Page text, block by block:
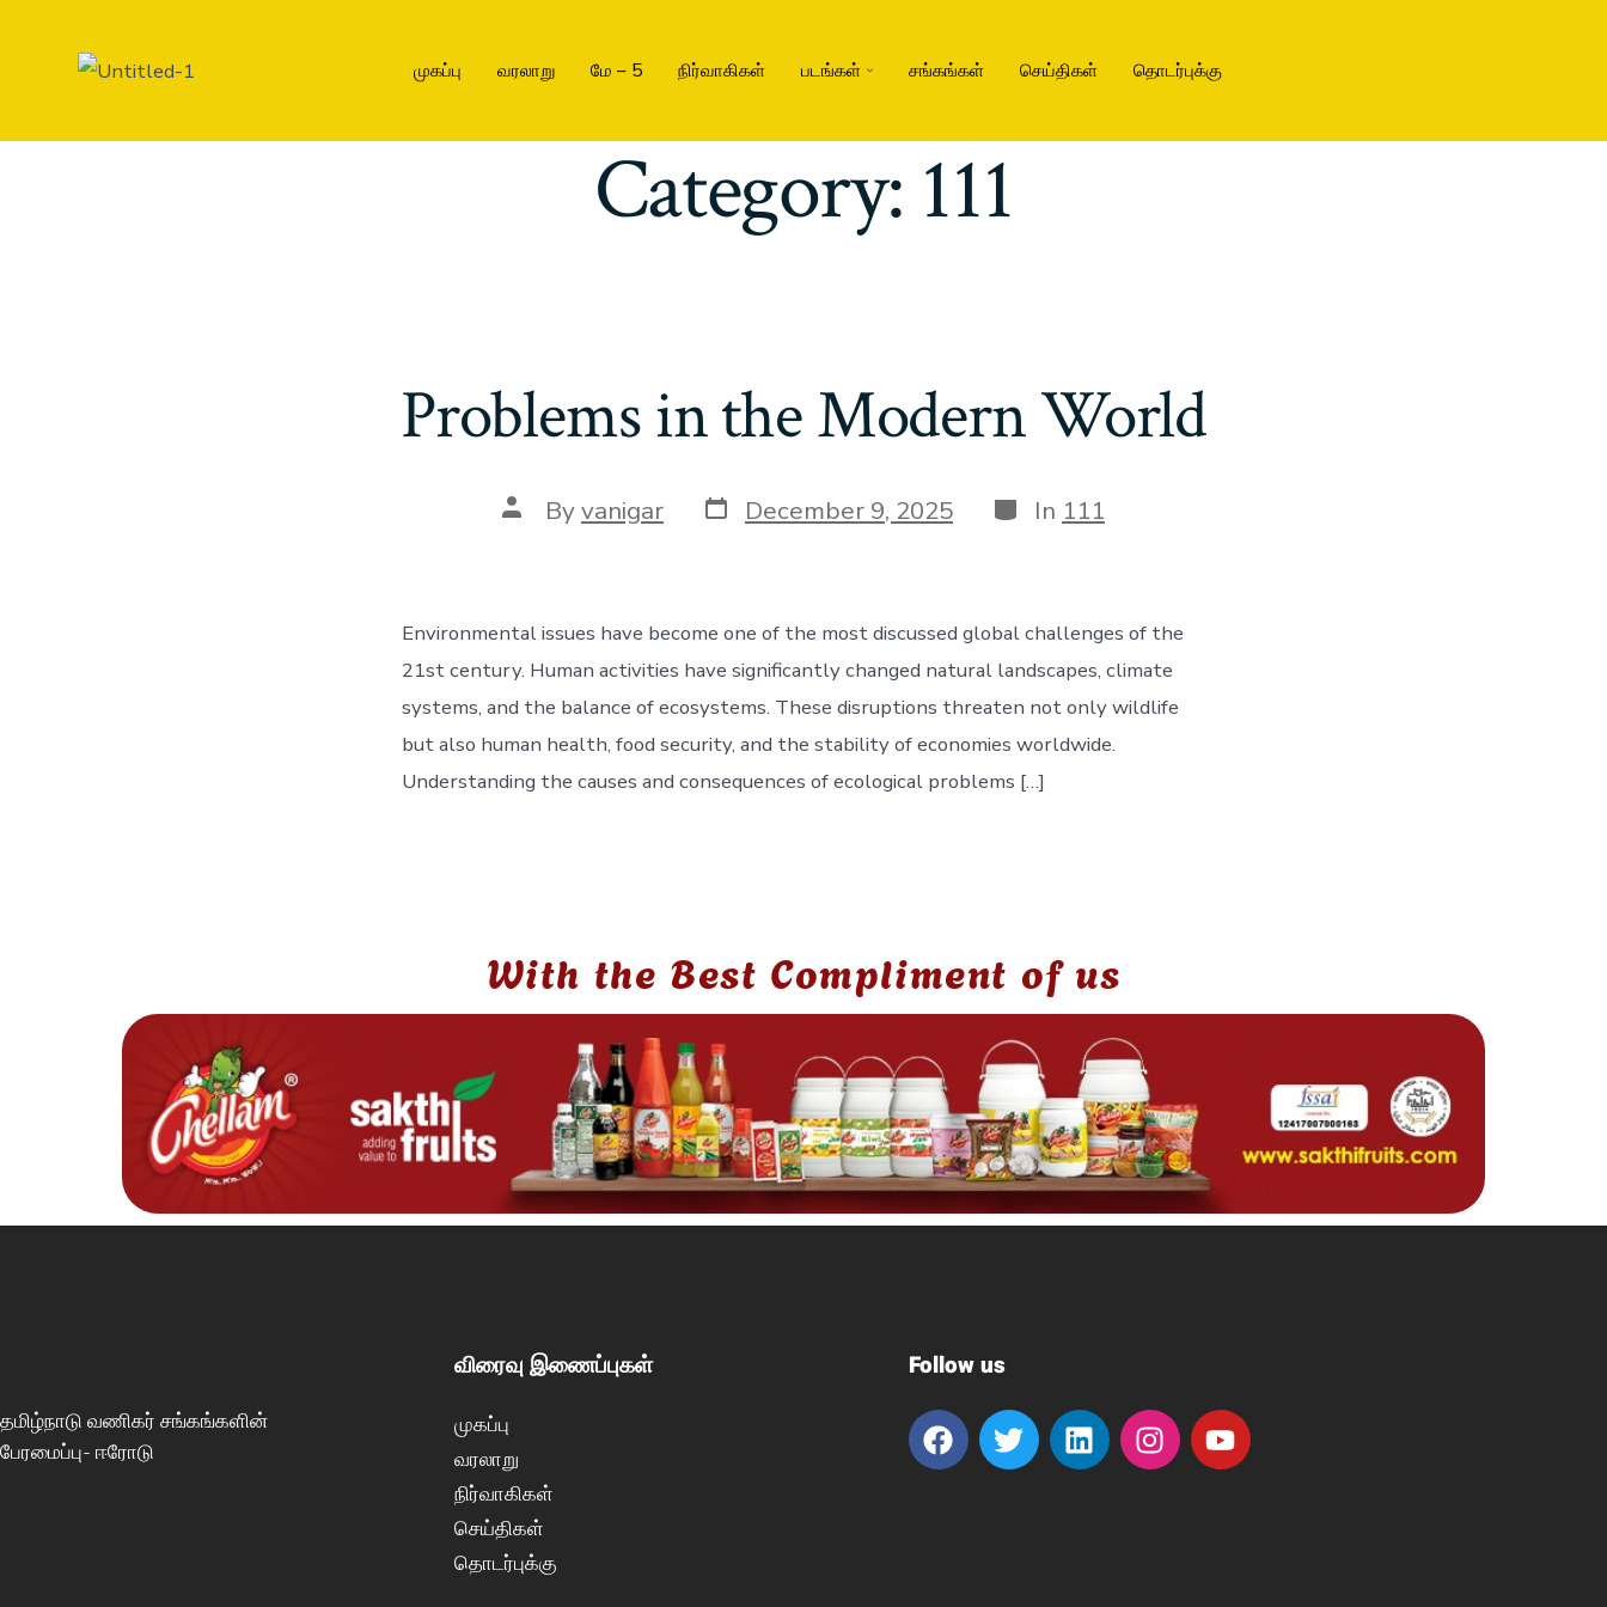
முகப்பு வரலாறு மே – 5 நிர்வாகிகள் படங்கள் சங்கங்கள் செய்திகள் தொடர்புக்கு
Category: 111
Problems in the Modern World
Byvanigar December 9, 2025 In 111
Environmental issues have become one of the most discussed global challenges of the
21st century. Human activities have significantly changed natural landscapes, climate
systems, and the balance of ecosystems. These disruptions threaten not only wildlife
but also human health, food security, and the stability of economies worldwide.
Understanding the causes and consequences of ecological problems […]
With the Best Compliment of us
தமிழ்நாடு வணிகர் சங்கங்களின்
பேரமைப்பு- ஈரோடு
விரைவு இணைப்புகள்
முகப்பு
வரலாறு
நிர்வாகிகள்
செய்திகள்
தொடர்புக்கு
Follow us